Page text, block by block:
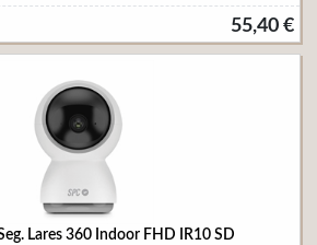
55,40 €
Lares 360 Indoor FHD IR10 SD